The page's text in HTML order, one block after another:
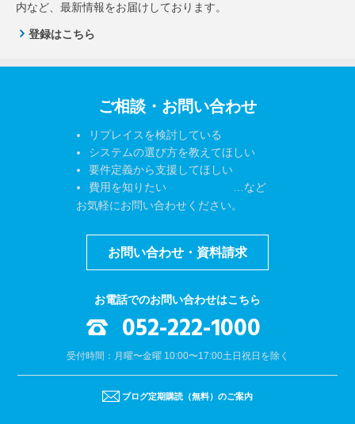
内など、最新情報をお届けしております。
登録はこちら
ご相談・お問い合わせ
リプレイスを検討している
システムの選び方を教えてほしい
要件定義から支援してほしい
費用を知りたい …など
お気軽にお問い合わせください。
お問い合わせ・資料請求
お電話でのお問い合わせはこちら
052-222-1000
受付時間：月曜〜金曜 10:00〜17:00土日祝日を除く
ブログ定期購読（無料）のご案内